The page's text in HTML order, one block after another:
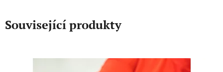
Související produkty